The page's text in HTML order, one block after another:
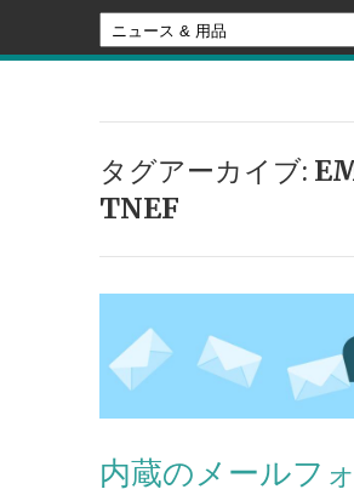
タグアーカイブ:
TNEF
内蔵のメールフ